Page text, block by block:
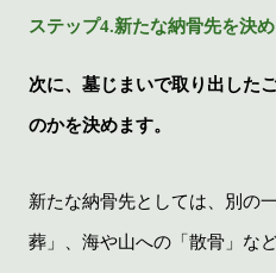
ステップ4.新たな納骨先を決
次に、墓じまいで取り出した
のかを決めます。
新たな納骨先としては、別の
葬」、海や山への「散骨」な